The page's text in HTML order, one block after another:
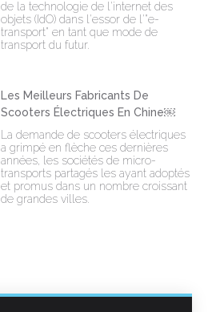
de la technologie de l'internet des
objets (IdO) dans l'essor de l'"e-
transport" en tant que mode de
transport du futur.
Les Meilleurs Fabricants De
Scooters Électriques En Chine￼
La demande de scooters électriques
a grimpé en flèche ces dernières
années, les sociétés de micro-
transports partagés les ayant adoptés
et promus dans un nombre croissant
de grandes villes.